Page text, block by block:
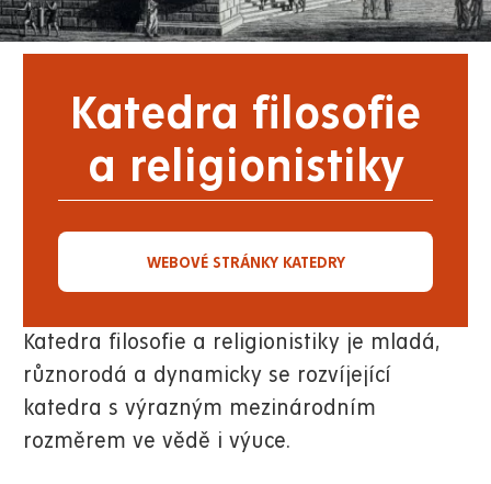
Katedra filosofie
a religionistiky
WEBOVÉ STRÁNKY KATEDRY
Katedra filosofie a religionistiky je mladá,
různorodá a dynamicky se rozvíjející
katedra s výrazným mezinárodním
rozměrem ve vědě i výuce.